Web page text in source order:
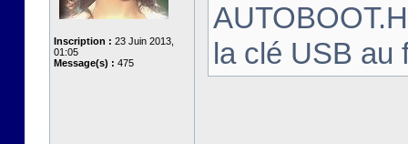
Inscription : 23 Juin 2013,
01:05
Message(s) : 475
la clé USB au